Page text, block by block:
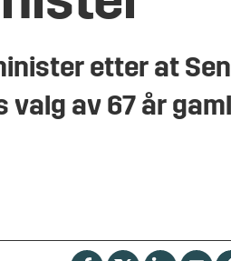
etter at
valg av 67 år